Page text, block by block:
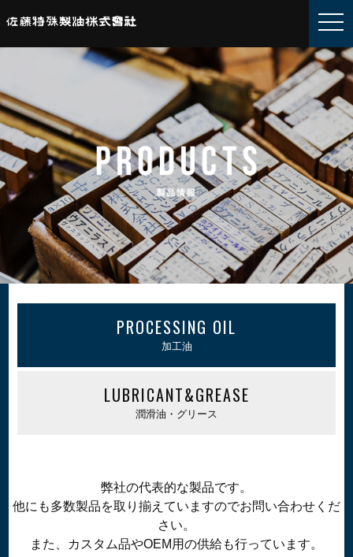
PROCESSING OIL
加工油
LUBRICANT&GREASE
潤滑油・グリース
弊社の代表的な製品です。
他にも多数製品を取り揃えていますのでお問い合わせくだ
さい。
また、カスタム品やOEM用の供給も行っています。